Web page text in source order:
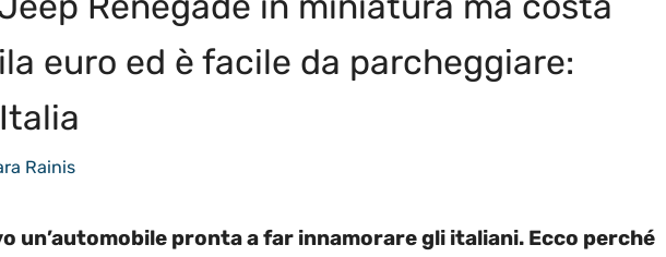
euro ed è facile da parcheggiare:
Rainis
un’automobile pronta a far innamorare gli italiani. Ecco perché